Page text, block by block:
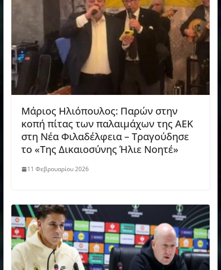
Μάριος Ηλιόπουλος: Παρών στην
κοπή πίτας των παλαιμάχων της ΑΕΚ
στη Νέα Φιλαδέλφεια – Τραγούδησε
το «Της Δικαιοσύνης Ήλιε Νοητέ»
11 Φεβρουαρίου 2026